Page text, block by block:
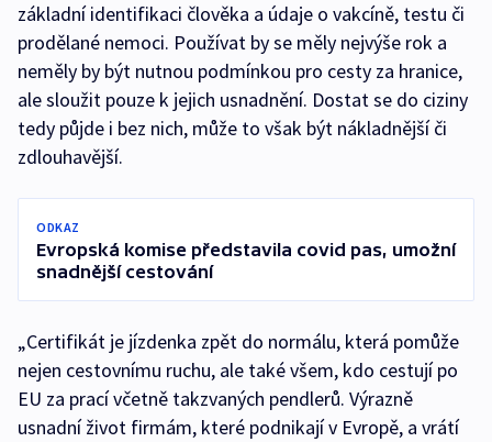
základní identifikaci člověka a údaje o vakcíně, testu či
prodělané nemoci. Používat by se měly nejvýše rok a
neměly by být nutnou podmínkou pro cesty za hranice,
ale sloužit pouze k jejich usnadnění. Dostat se do ciziny
tedy půjde i bez nich, může to však být nákladnější či
zdlouhavější.
ODKAZ
Evropská komise představila covid pas, umožní
snadnější cestování
„Certifikát je jízdenka zpět do normálu, která pomůže
nejen cestovnímu ruchu, ale také všem, kdo cestují po
EU za prací včetně takzvaných pendlerů. Výrazně
usnadní život firmám, které podnikají v Evropě, a vrátí